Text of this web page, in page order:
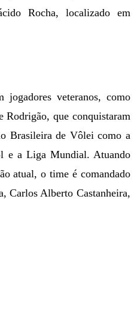
Rocha, localizado em
veteranos, como
Rodrigão, que conquistaram
Brasileira de Vôlei como a
e a Liga Mundial. Atuando
atual, o time é comandado
Carlos Alberto Castanheira,